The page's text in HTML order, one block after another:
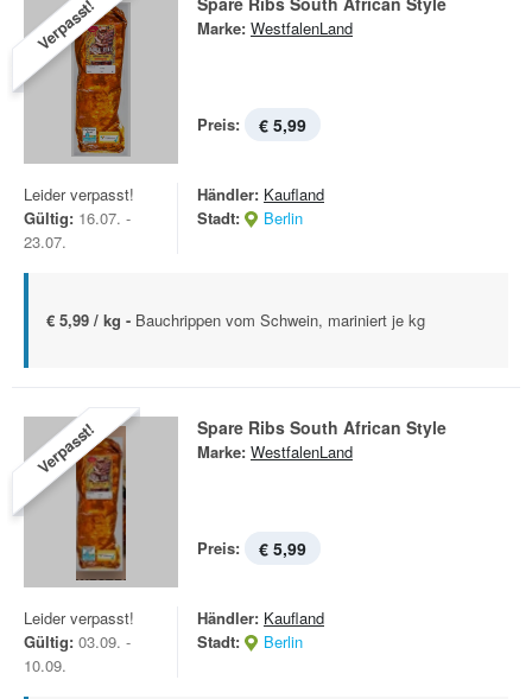
Verpasst! Marke: WestfalenLand
Preis: € 5,99
Leider verpasst!
Gültig: 16.07. -
23.07.
Händler: Kaufland
Stadt:
Berlin
€ 5,99 / kg - Bauchrippen vom Schwein, mariniert je kg
Verpasst! Spare Ribs South African Style
Marke: WestfalenLand
Preis: € 5,99
Leider verpasst!
Gültig: 03.09. -
10.09.
Händler: Kaufland
Stadt:
Berlin